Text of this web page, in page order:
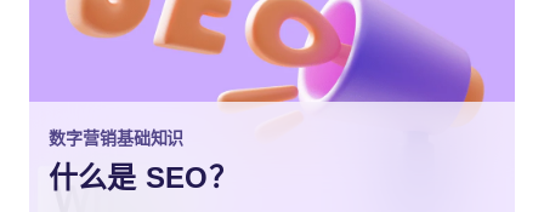
数字营销基础知识
什么是 SEO？